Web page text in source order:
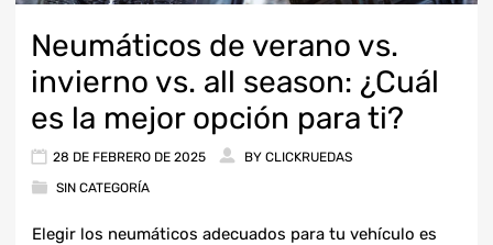
Neumáticos de verano vs.
invierno vs. all season: ¿Cuál
es la mejor opción para ti?
28 DE FEBRERO DE 2025 BY CLICKRUEDAS
SIN CATEGORÍA
Elegir los neumáticos adecuados para tu vehículo es